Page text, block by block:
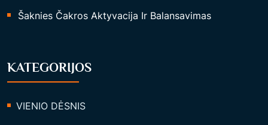
Šaknies Čakros Aktyvacija Ir Balansavimas
KATEGORIJOS
VIENIO DĖSNIS